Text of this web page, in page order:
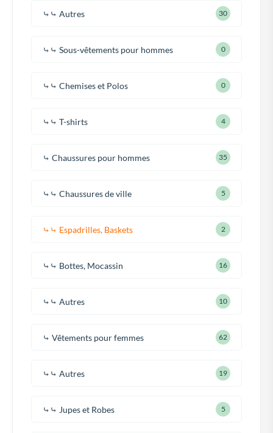
⤷⤷ Autres 30
⤷⤷ Sous-vêtements pour hommes 0
⤷⤷ Chemises et Polos 0
⤷⤷ T-shirts 4
⤷ Chaussures pour hommes 35
⤷⤷ Chaussures de ville 5
⤷⤷ Espadrilles, Baskets 2
⤷⤷ Bottes, Mocassin 16
⤷⤷ Autres 10
⤷ Vêtements pour femmes 62
⤷⤷ Autres 19
⤷⤷ Jupes et Robes 5